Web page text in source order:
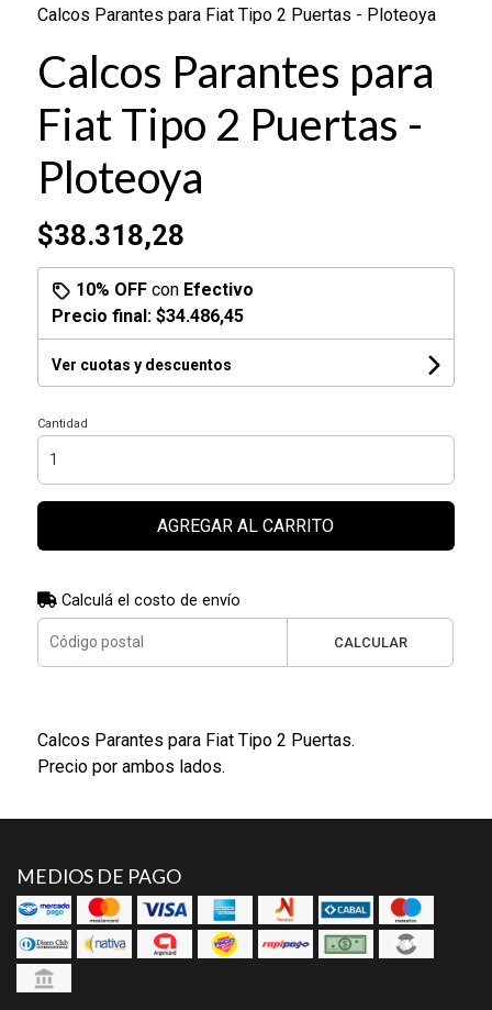
Calcos Parantes para Fiat Tipo 2 Puertas - Ploteoya
Calcos Parantes para
Fiat Tipo 2 Puertas -
Ploteoya
$38.318,28
10% OFFcon Efectivo
Precio final: $34.486,45
Ver cuotas y descuentos
Cantidad
AGREGAR AL CARRITO
Calculá el costo de envío
CALCULAR
Calcos Parantes para Fiat Tipo 2 Puertas.
Precio por ambos lados.
MEDIOS DE PAGO